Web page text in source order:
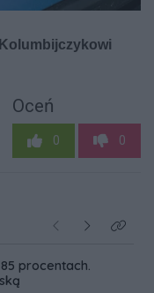
Oceń
0 0
Poprzednie
NastępneKliknij
procentach.